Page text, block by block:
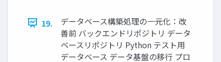
19.
データベース構築処理の一元化：改
善前 バックエンドリポジトリ データ
ベースリポジトリ Python テスト用
データベース データ基盤の移行 プロ